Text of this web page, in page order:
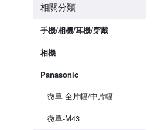
相關分類
手機/相機/耳機/穿戴
相機
Panasonic
微單-全片幅/中片幅
微單-M43